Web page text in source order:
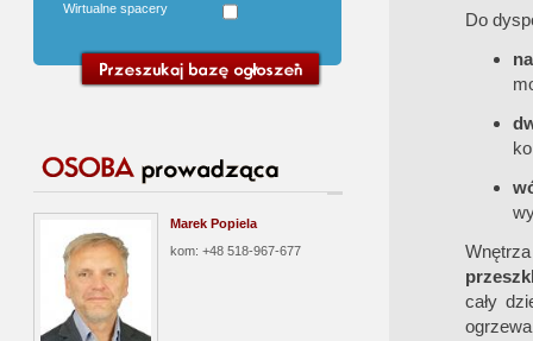
Wirtualne spacery
Marek Popiela
kom: +48 518-967-677
Do
cały